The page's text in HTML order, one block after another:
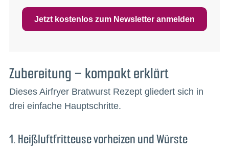
Jetzt kostenlos zum Newsletter anmelden
Zubereitung – kompakt erklärt
Dieses Airfryer Bratwurst Rezept gliedert sich in
drei einfache Hauptschritte.
1. Heißluftfritteuse vorheizen und Würste